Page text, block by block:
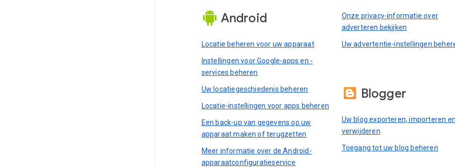
Android
Locatie beheren voor uw apparaat
Instellingen voor Google-apps en -
services beheren
Uw locatiegeschiedenis beheren
Locatie-instellingen voor apps beheren
Een back-up van gegevens op uw
apparaat maken of terugzetten
Meer informatie over de Android-
apparaatconfiguratieservice
Onze privacy-informatie over
adverteren bekijken
Uw advertentie-instellingen
Blogger
Uw blog exporteren, importeren
verwijderen
Toegang tot uw blog beheren